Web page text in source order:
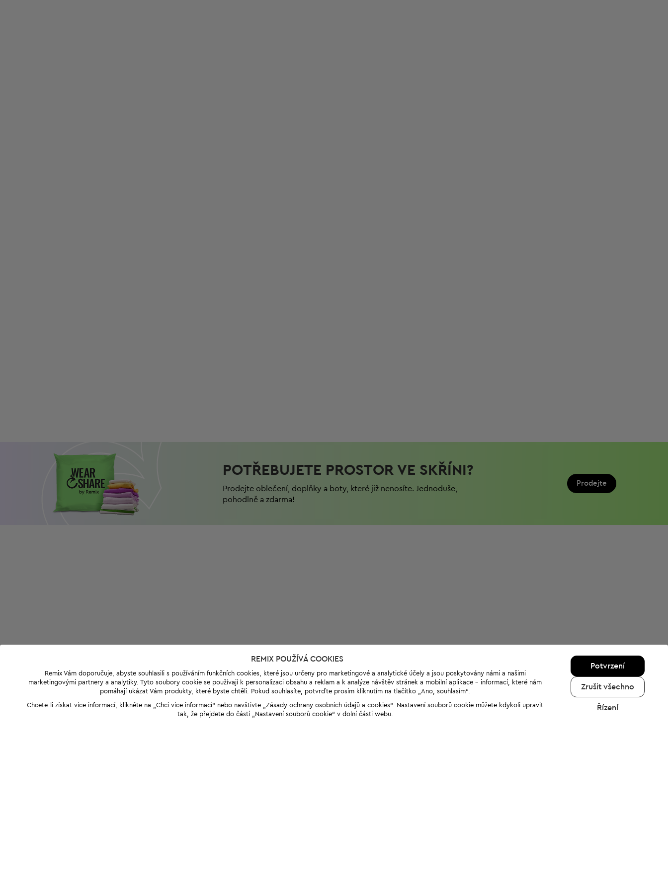
POTŘEBUJETE PROSTOR VE SKŘÍNI?
Prodejte oblečení, doplňky a boty, které již nenosíte. Jednoduše,
pohodlně a zdarma!
Prodejte
REMIX POUŽÍVÁ COOKIES
Remix Vám doporučuje, abyste souhlasili s používáním funkčních cookies, které jsou určeny pro marketingové a analytické účely a jsou poskytovány námi a našimi
marketingovými partnery a analytiky. Tyto soubory cookie se používají k personalizaci obsahu a reklam a k analýze návštěv stránek a mobilní aplikace - informací, které nám
pomáhají ukázat Vám produkty, které byste chtěli. Pokud souhlasíte, potvrďte prosím kliknutím na tlačítko „Ano, souhlasím“.
Chcete-li získat více informací, klikněte na „Chci více informací“ nebo navštivte „Zásady ochrany osobních údajů a cookies“. Nastavení souborů cookie můžete kdykoli upravit
tak, že přejdete do části „Nastavení souborů cookie“ v dolní části webu.
Potvrzení
Zrušit všechno
Řízení